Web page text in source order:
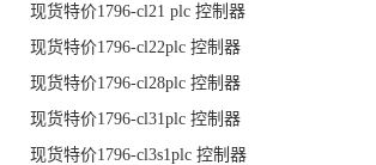
现货特价1796-cl21 plc 控制器
现货特价1796-cl22plc 控制器
现货特价1796-cl28plc 控制器
现货特价1796-cl31plc 控制器
现货特价1796-cl3s1plc 控制器